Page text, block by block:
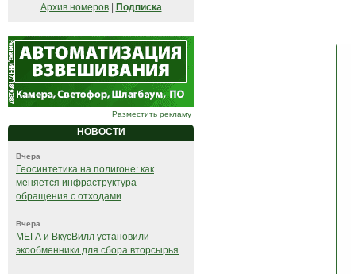
Архив номеров| Подписка
Разместить рекламу
НОВОСТИ
Вчера
Геосинтетика на полигоне: как
меняется инфраструктура
обращения с отходами
Вчера
МЕГА и ВкусВилл установили
экообменники для сбора вторсырья